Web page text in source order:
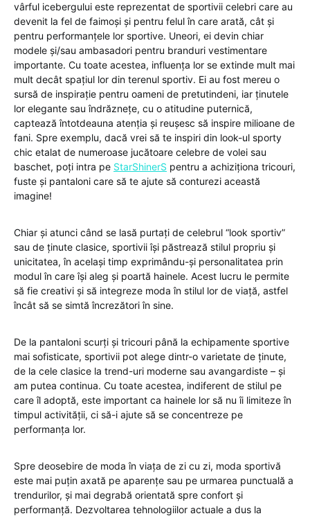
vârful icebergului este reprezentat de sportivii celebri care au
devenit la fel de faimoși și pentru felul în care arată, cât și
pentru performanțele lor sportive. Uneori, ei devin chiar
modele și/sau ambasadori pentru branduri vestimentare
importante. Cu toate acestea, influența lor se extinde mult mai
mult decât spațiul lor din terenul sportiv. Ei au fost mereu o
sursă de inspirație pentru oameni de pretutindeni, iar ținutele
lor elegante sau îndrăznețe, cu o atitudine puternică,
captează întotdeauna atenția și reușesc să inspire milioane de
fani. Spre exemplu, dacă vrei să te inspiri din look-ul sporty
chic etalat de numeroase jucătoare celebre de volei sau
baschet, poți intra pe StarShinerS pentru a achiziționa tricouri,
fuste și pantaloni care să te ajute să conturezi această
imagine!
Chiar și atunci când se lasă purtați de celebrul “look sportiv”
sau de ținute clasice, sportivii își păstrează stilul propriu și
unicitatea, în același timp exprimându-și personalitatea prin
modul în care își aleg și poartă hainele. Acest lucru le permite
să fie creativi și să integreze moda în stilul lor de viață, astfel
încât să se simtă încrezători în sine.
De la pantaloni scurți și tricouri până la echipamente sportive
mai sofisticate, sportivii pot alege dintr-o varietate de ținute,
de la cele clasice la trend-uri moderne sau avangardiste – și
am putea continua. Cu toate acestea, indiferent de stilul pe
care îl adoptă, este important ca hainele lor să nu îi limiteze în
timpul activității, ci să-i ajute să se concentreze pe
performanța lor.
Spre deosebire de moda în viața de zi cu zi, moda sportivă
este mai puțin axată pe aparențe sau pe urmarea punctuală a
trendurilor, și mai degrabă orientată spre confort și
performanță. Dezvoltarea tehnologiilor actuale a dus la